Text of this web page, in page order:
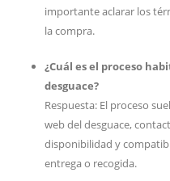
importante aclarar los
la compra.
¿Cuál es el proceso
desguace?
Respuesta: El proceso
web del desguace,
disponibilidad y
entrega o recogida.